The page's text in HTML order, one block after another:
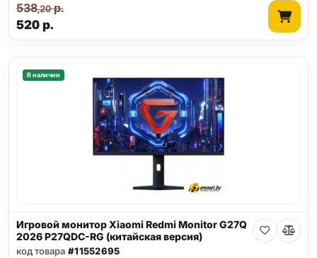
520р.
538,20р.
В наличии
Игровой монитор Xiaomi Redmi Monitor G27Q
2026 P27QDC-RG (китайская версия)
код товара #11552695